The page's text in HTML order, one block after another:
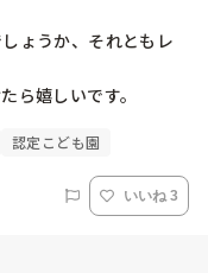
ょうか、それともレ
認定こども園
いいね 3